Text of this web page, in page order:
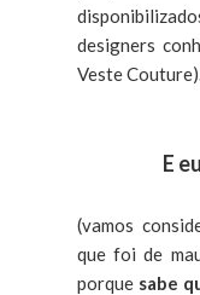
designers
Veste
E
(vamos
que foi de
porque sabe